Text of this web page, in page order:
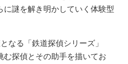
に謎を解き明かしていく体験型
なる「鉄道探偵シリーズ」
む探偵とその助手を描いてお